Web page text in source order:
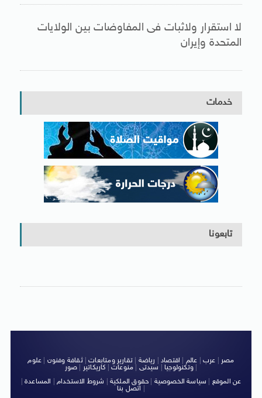
لا استقرار ولاثبات فى المفاوضات بين الولايات
المتحدة وإيران
خدمات
تابعونا
مصر عرب عالم اقتصاد رياضة |تقارير ومتابعات|ثقافة وفنون
علوم
وتكنولوجيا| سيدتى منوعات كاريكاتير صور
|
عن الموقع
سياسة الخصوصية حقوق الملكية شروط الاستخدام| المساعدة|
اتصل بنا